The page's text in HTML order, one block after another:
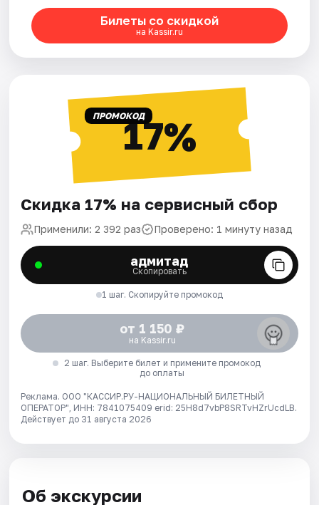
Билеты со скидкой
на Kassir.ru
ПРОМОКОД17%
Скидка 17% на сервисный сбор
Применили: 2 392 раз Проверено: 1 минуту назад
адмитад
Скопировать
1 шаг. Скопируйте промокод
от 1 150 ₽
на Kassir.ru
2 шаг. Выберите билет и примените промокод
до оплаты
Реклама. ООО "КАССИР.РУ-НАЦИОНАЛЬНЫЙ БИЛЕТНЫЙ
ОПЕРАТОР", ИНН: 7841075409 erid: 25H8d7vbP8SRTvHZrUcdLB.
Действует до 31 августа 2026
Об экскурсии